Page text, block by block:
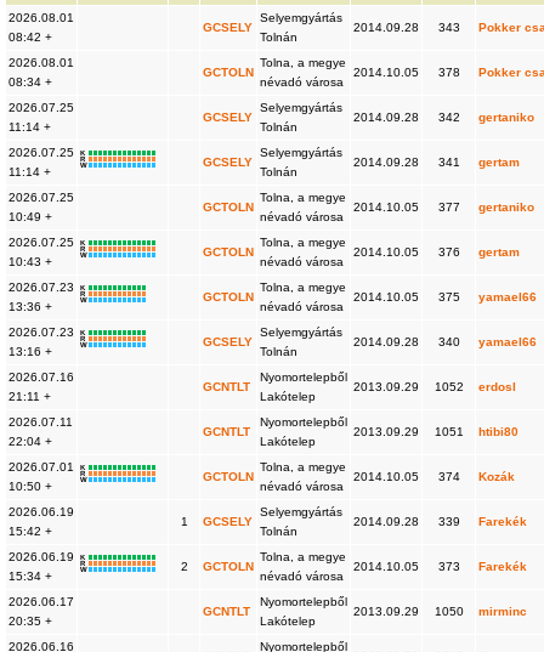
2026.08.01
08:42 +
GCSELY
Selyemgyártás
Tolnán
2014.09.28 343 Pokker
2026.08.01
08:34 +
GCTOLN
Tolna, a megye
névadó városa
2014.10.05 378 Pokker
2026.07.25
11:14 +
GCSELY
Selyemgyártás
Tolnán
2014.09.28 342 gertaniko
2026.07.25
11:14 +
K
R
W
GCSELY
Selyemgyártás
Tolnán
2014.09.28 341 gertam
2026.07.25
10:49 +
GCTOLN
Tolna, a megye
névadó városa
2014.10.05 377 gertaniko
2026.07.25
10:43 +
K
R
W
GCTOLN
Tolna, a megye
névadó városa
2014.10.05 376 gertam
2026.07.23
13:36 +
K
R
W
GCTOLN
Tolna, a megye
névadó városa
2014.10.05 375 yamael66
2026.07.23
13:16 +
K
R
W
GCSELY
Selyemgyártás
Tolnán
2014.09.28 340 yamael66
2026.07.16
21:11 +
GCNTLT
Nyomortelepből
Lakótelep
2013.09.29 1052 erdosl
2026.07.11
22:04 +
GCNTLT
Nyomortelepből
Lakótelep
2013.09.29 1051 htibi80
2026.07.01
10:50 +
K
R
W
GCTOLN
Tolna, a megye
névadó városa
2014.10.05 374 Kozák
2026.06.19
15:42 +
1 GCSELY
Selyemgyártás
Tolnán
2014.09.28 339 Farekék
2026.06.19
15:34 +
K
R
W
2 GCTOLN
Tolna, a megye
névadó városa
2014.10.05 373 Farekék
2026.06.17
20:35 +
GCNTLT
Nyomortelepből
Lakótelep
2013.09.29 1050 mirminc
2026.06.16
Nyomortelepből